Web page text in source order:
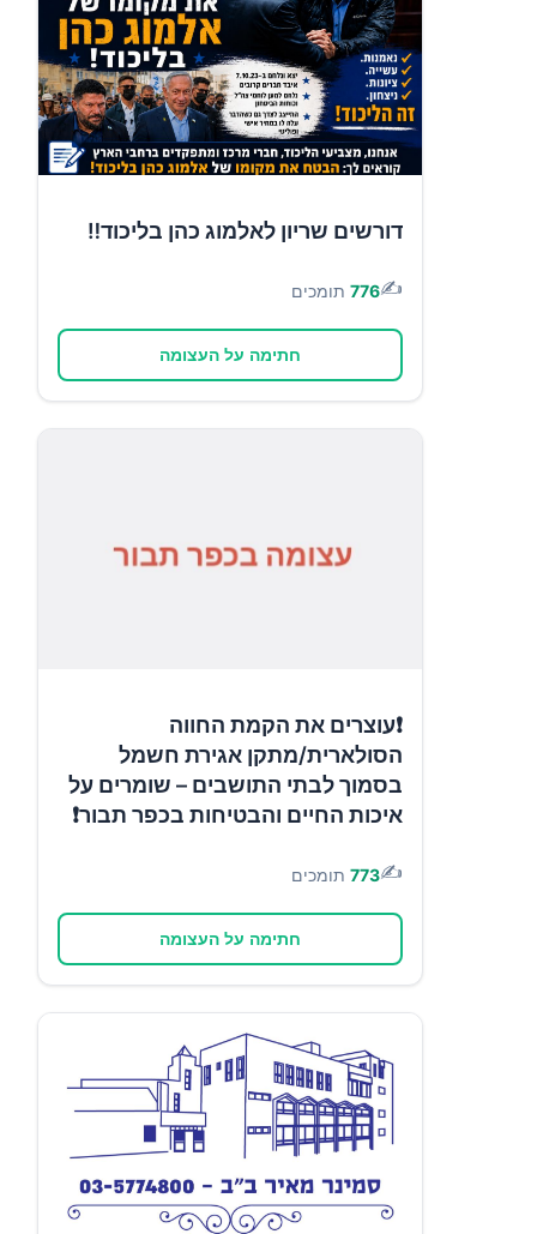
דורשים שריון לאלמוג כהן בליכוד‼️
✍️
776 תומכים
חתימה על העצומה
❗עוצרים את הקמת החווה
הסולארית/מתקן אגירת חשמל
בסמוך לבתי התושבים – שומרים על
איכות החיים והבטיחות בכפר תבור❗
✍️
773 תומכים
חתימה על העצומה